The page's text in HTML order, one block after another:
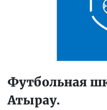
Футбольная
Атырау.